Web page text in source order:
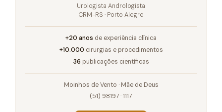
Urologista Andrologista
CRM-RS · Porto Alegre
+20 anos de experiência clínica
+10.000 cirurgias e procedimentos
36 publicações científicas
Moinhos de Vento · Mãe de Deus
(51) 98197-1117